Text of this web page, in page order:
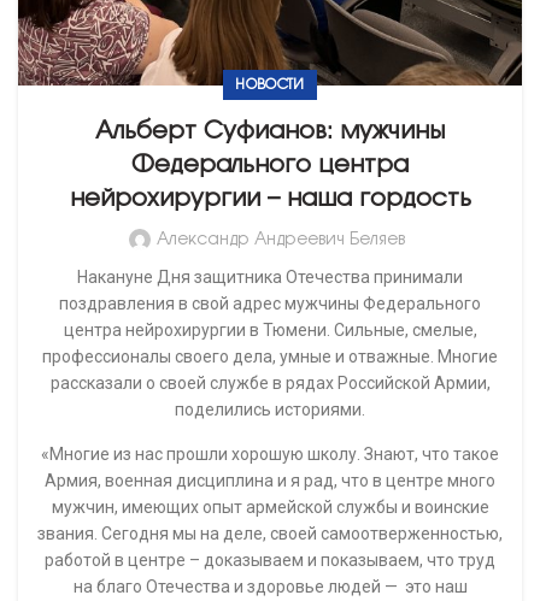
НОВОСТИ
Альберт Суфианов: мужчины
Федерального центра
нейрохирургии – наша гордость
Александр Андреевич Беляев
Накануне Дня защитника Отечества принимали
поздравления в свой адрес мужчины Федерального
центра нейрохирургии в Тюмени. Сильные, смелые,
профессионалы своего дела, умные и отважные. Многие
рассказали о своей службе в рядах Российской Армии,
поделились историями.
«Многие из нас прошли хорошую школу. Знают, что такое
Армия, военная дисциплина и я рад, что в центре много
мужчин, имеющих опыт армейской службы и воинские
звания. Сегодня мы на деле, своей самоотверженностью,
работой в центре – доказываем и показываем, что труд
на благо Отечества и здоровье людей — это наш